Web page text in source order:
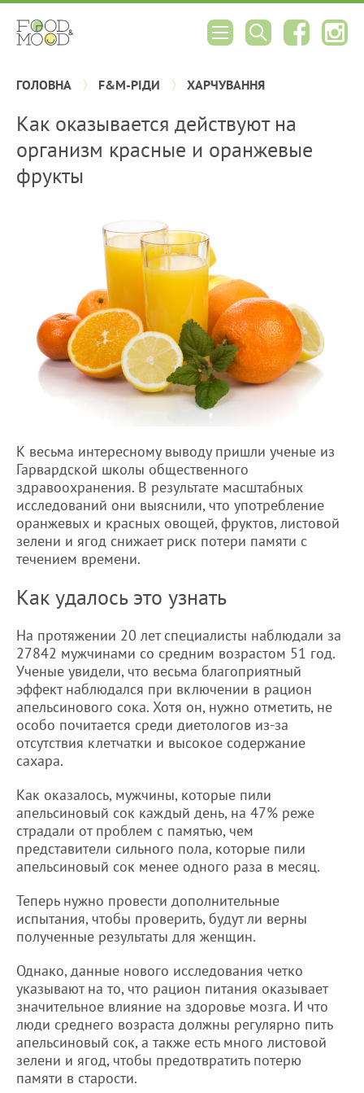
ГОЛОВНА F&M-РІДИ ХАРЧУВАННЯ
Как оказывается действуют на
организм красные и оранжевые
фрукты
К весьма интересному выводу пришли ученые из
Гарвардской школы общественного
здравоохранения. В результате масштабных
исследований они выяснили, что употребление
оранжевых и красных овощей, фруктов, листовой
зелени и ягод снижает риск потери памяти с
течением времени.
Как удалось это узнать
На протяжении 20 лет специалисты наблюдали за
27842 мужчинами со средним возрастом 51 год.
Ученые увидели, что весьма благоприятный
эффект наблюдался при включении в рацион
апельсинового сока. Хотя он, нужно отметить, не
особо почитается среди диетологов из-за
отсутствия клетчатки и высокое содержание
сахара.
Как оказалось, мужчины, которые пили
апельсиновый сок каждый день, на 47% реже
страдали от проблем с памятью, чем
представители сильного пола, которые пили
апельсиновый сок менее одного раза в месяц.
Теперь нужно провести дополнительные
испытания, чтобы проверить, будут ли верны
полученные результаты для женщин.
Однако, данные нового исследования четко
указывают на то, что рацион питания оказывает
значительное влияние на здоровье мозга. И что
люди среднего возраста должны регулярно пить
апельсиновый сок, а также есть много листовой
зелени и ягод, чтобы предотвратить потерю
памяти в старости.